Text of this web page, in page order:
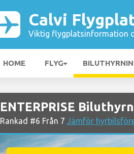
Calvi
Viktig flygplatsinformation
HOME FLYG
ENTERPRISE
Rankad #6 Från 7 Jämför